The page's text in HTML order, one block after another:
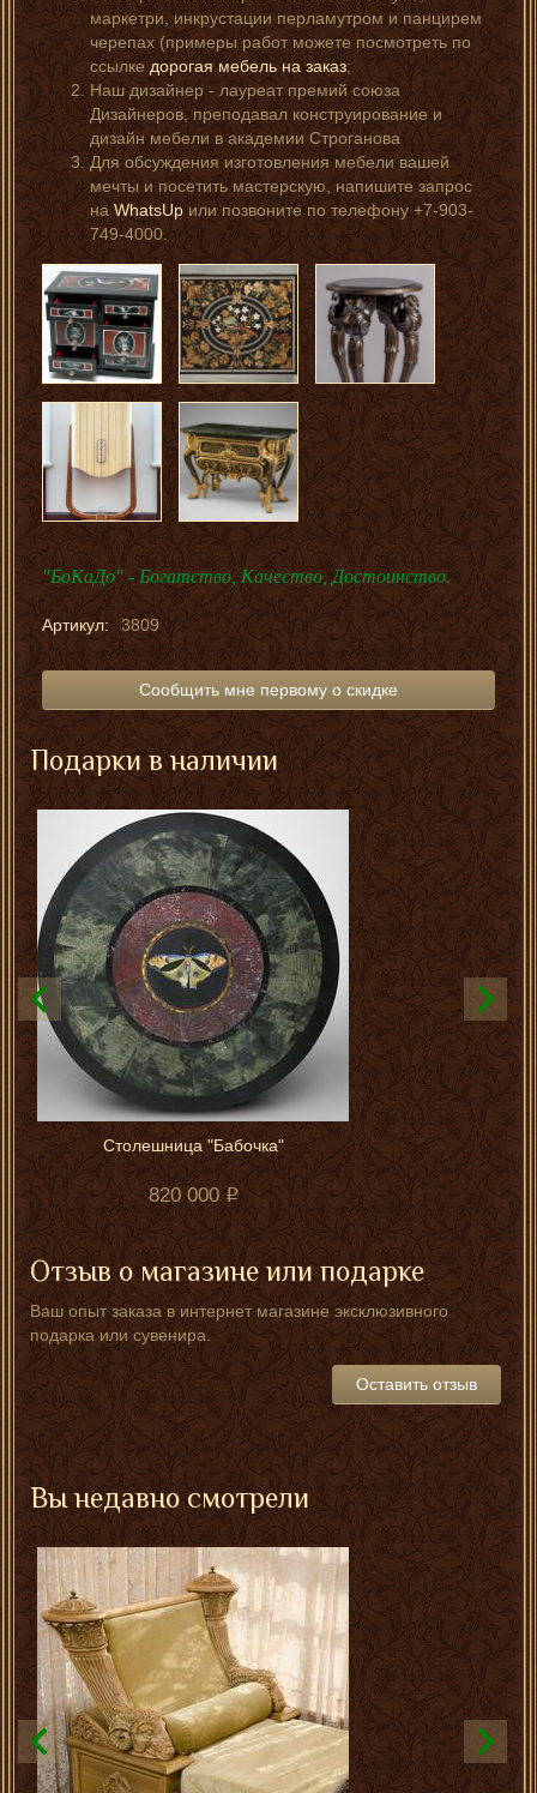
маркетри, инкрустации перламутром и панцирем
черепах (примеры работ можете посмотреть по
ссылкедорогая мебель на заказ;
Наш дизайнер - лауреат премий союза
Дизайнеров, преподавал конструирование и
дизайн мебели в академии Строганова
Для обсуждения изготовления мебели вашей
мечты и посетить мастерскую, напишите запрос
наWhatsUpили позвоните по телефону +7-903-
749-4000.
"БоКаДо" - Богатство, Качество, Достоинство.
Артикул: 3809
Сообщить мне первому о скидке
Подарки в наличии
Столешница "Бабочка"
820 000
Отзыв о магазине или подарке
Ваш опыт заказа в интернет магазине эксклюзивного
подарка или сувенира.
Оставить отзыв
Вы недавно смотрели